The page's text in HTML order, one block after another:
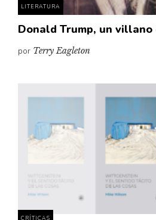
LITERATURA
Donald Trump, un villano
por Terry Eagleton
CRÍTICAS